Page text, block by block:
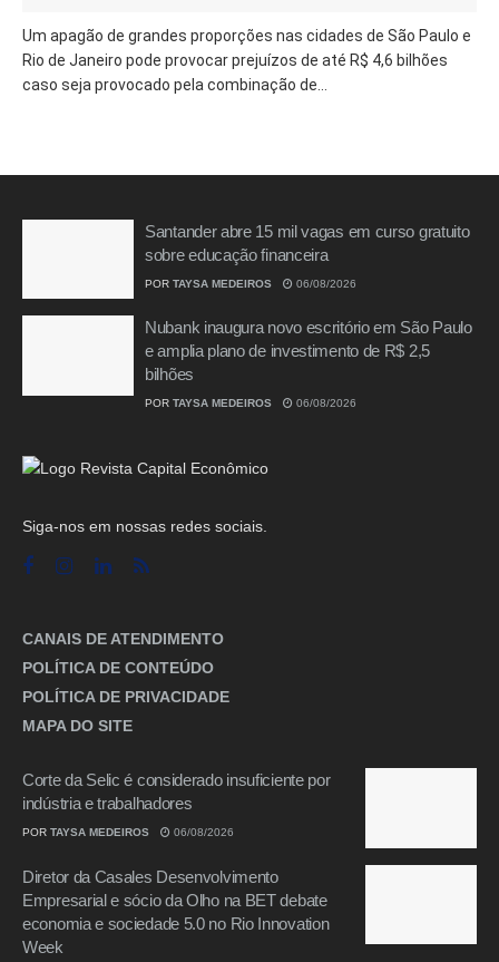
Um apagão de grandes proporções nas cidades de São Paulo e
Rio de Janeiro pode provocar prejuízos de até R$ 4,6 bilhões
caso seja provocado pela combinação de...
Santander abre 15 mil vagas em curso gratuito
sobre educação financeira
POR TAYSA MEDEIROS 06/08/2026
Nubank inaugura novo escritório em São Paulo
e amplia plano de investimento de R$ 2,5
bilhões
POR TAYSA MEDEIROS 06/08/2026
Siga-nos em nossas redes sociais.
CANAIS DE ATENDIMENTO
POLÍTICA DE CONTEÚDO
POLÍTICA DE PRIVACIDADE
MAPA DO SITE
Corte da Selic é considerado insuficiente por
indústria e trabalhadores
POR TAYSA MEDEIROS 06/08/2026
Diretor da Casales Desenvolvimento
Empresarial e sócio da Olho na BET debate
economia e sociedade 5.0 no Rio Innovation
Week